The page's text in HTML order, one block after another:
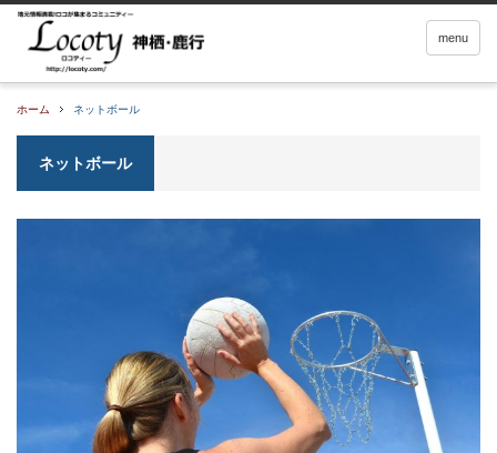
menu
ホーム ネットボール
ネットボール